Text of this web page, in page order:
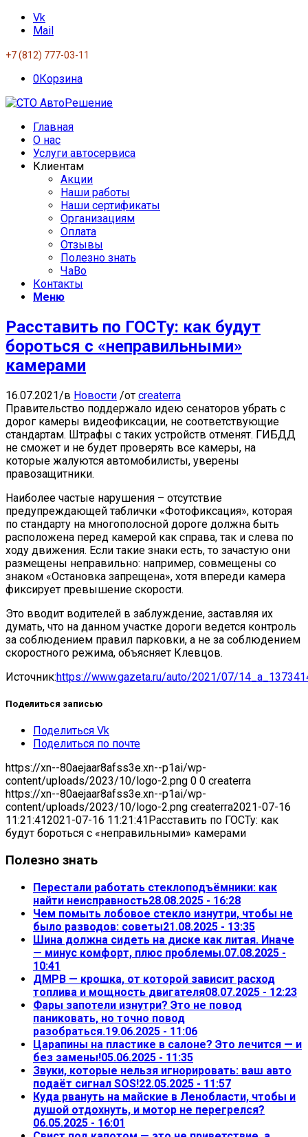
Vk
Mail
+7 (812) 777-03-11
0Корзина
Главная
О нас
Услуги автосервиса
Клиентам
Акции
Наши работы
Наши сертификаты
Организациям
Оплата
Отзывы
Полезно знать
ЧаВо
Контакты
Меню
Расставить по ГОСТу: как будут
бороться с «неправильными»
камерами
16.07.2021/в Новости /от createrra
Правительство поддержало идею сенаторов убрать с
дорог камеры видеофиксации, не соответствующие
стандартам. Штрафы с таких устройств отменят. ГИБДД
не сможет и не будет проверять все камеры, на
которые жалуются автомобилисты, уверены
правозащитники.
Наиболее частые нарушения – отсутствие
предупреждающей таблички «Фотофиксация», которая
по стандарту на многополосной дороге должна быть
расположена перед камерой как справа, так и слева по
ходу движения. Если такие знаки есть, то зачастую они
размещены неправильно: например, совмещены со
знаком «Остановка запрещена», хотя впереди камера
фиксирует превышение скорости.
Это вводит водителей в заблуждение, заставляя их
думать, что на данном участке дороги ведется контроль
за соблюдением правил парковки, а не за соблюдением
скоростного режима, объясняет Клевцов.
Источник:https://www.gazeta.ru/auto/2021/07/
Поделиться записью
Поделиться Vk
Поделиться по почте
https://xn--80aejaar8afss3e.xn--p1ai/wp-
content/uploads/2023/10/logo-2.png 0 0 createrra
https://xn--80aejaar8afss3e.xn--p1ai/wp-
content/uploads/2023/10/logo-2.png createrra2021-07-16
11:21:412021-07-16 11:21:41 Расставить по ГОСТу: как
будут бороться с «неправильными» камерами
Полезно знать
Перестали работать стеклоподъёмники: как
найти неисправность28.08.2025 - 16:28
Чем помыть лобовое стекло изнутри, чтобы не
было разводов: советы21.08.2025 - 13:35
Шина должна сидеть на диске как литая. Иначе
— минус комфорт, плюс проблемы.07.08.2025 -
10:41
ДМРВ — крошка, от которой зависит расход
топлива и мощность двигателя08.07.2025 - 12:23
Фары запотели изнутри? Это не повод
паниковать, но точно повод
разобраться.19.06.2025 - 11:06
Царапины на пластике в салоне? Это лечится — и
без замены!05.06.2025 - 11:35
Звуки, которые нельзя игнорировать: ваш авто
подаёт сигнал SOS!22.05.2025 - 11:57
Куда рвануть на майские в Ленобласти, чтобы и
душой отдохнуть, и мотор не перегрелся?
06.05.2025 - 16:01